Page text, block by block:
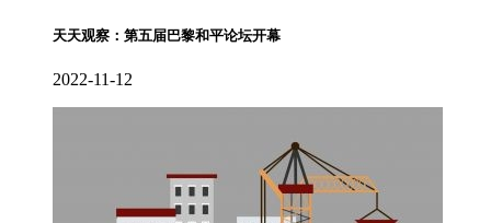
天天观察：第五届巴黎和平论坛开幕
2022-11-12